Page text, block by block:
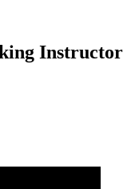
Instructor